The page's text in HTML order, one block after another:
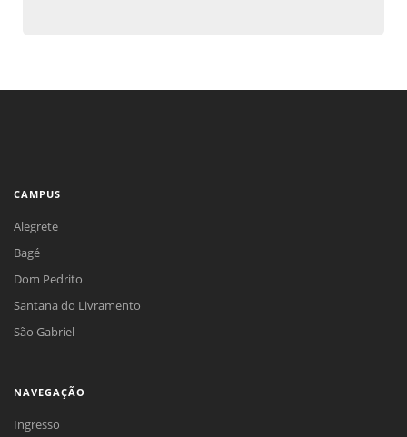
CAMPUS
Alegrete
Bagé
Dom Pedrito
Santana do Livramento
São Gabriel
NAVEGAÇÃO
Ingresso